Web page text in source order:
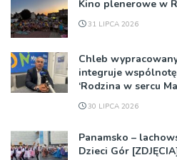
Kino plenerowe w
31 LIPCA 2026
Chleb
integruje
‘Rodzina w sercu
30 LIPCA 2026
Panamsko –
Dzieci Gór